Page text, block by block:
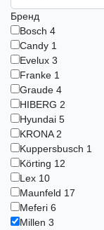
Бренд
Bosch 4
Candy 1
Evelux 3
Franke 1
Graude 4
HIBERG 2
Hyundai 5
KRONA 2
Kuppersbusch 1
Körting 12
Lex 10
Maunfeld 17
Meferi 6
Millen 3